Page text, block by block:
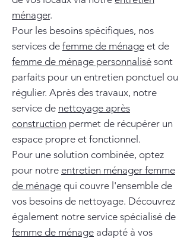
ménager.
Pour les besoins spécifiques, nos
services de femme de ménage et de
femme de ménage personnalisé sont
parfaits pour un entretien ponctuel ou
régulier. Après des travaux, notre
service de nettoyage après
construction permet de récupérer un
espace propre et fonctionnel.
Pour une solution combinée, optez
pour notre entretien ménager femme
de ménage qui couvre l'ensemble de
vos besoins de nettoyage. Découvrez
également notre service spécialisé de
femme de ménage adapté à vos